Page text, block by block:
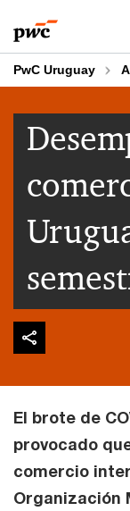
to
content
to
footer
PwC Uruguay
El brote de
provocado
comercio
Organización